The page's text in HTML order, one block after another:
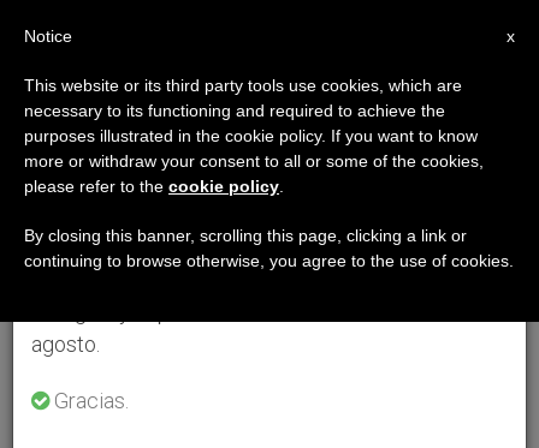
×
Aviso importante
Del 27 de julio al 7 de agosto haremos la pausa
anual, aprovechando que en el periodo de verano
se generan menos informaciones y también el
agosto.
Gracias.
x
Notice
This website or its third party tools use cookies, which are
necessary to its functioning and required to achieve the
purposes illustrated in the cookie policy. If you want to know
more or withdraw your consent to all or some of the cookies,
please refer to the cookie policy
By closing this banner, scrolling this page, clicking a link or
continuing to browse otherwise, you agree to the use of cookies.